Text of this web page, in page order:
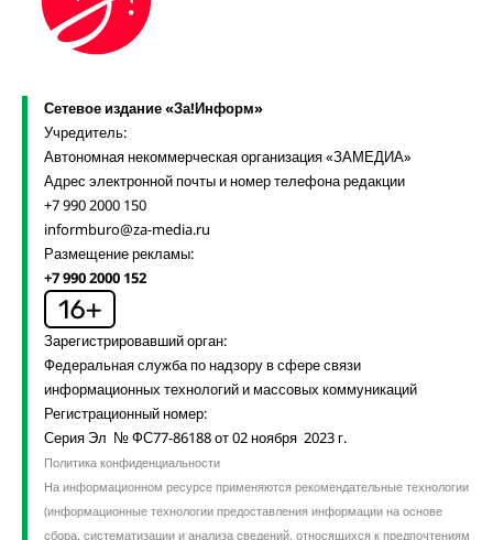
Сетевое издание «За!Информ»
Учредитель:
Автономная некоммерческая организация «ЗАМЕДИА»
Адрес электронной почты и номер телефона редакции
+7 990 2000 150
informburo@za-media.ru
Размещение рекламы:
+7 990 2000 152
Зарегистрировавший орган:
Федеральная служба по надзору в сфере связи
информационных технологий и массовых коммуникаций
Регистрационный номер:
Серия Эл № ФС77-86188 от 02 ноября 2023 г.
Политика конфиденциальности
На информационном ресурсе применяются рекомендательные технологии
(информационные технологии предоставления информации на основе
сбора, систематизации и анализа сведений, относящихся к предпочтениям